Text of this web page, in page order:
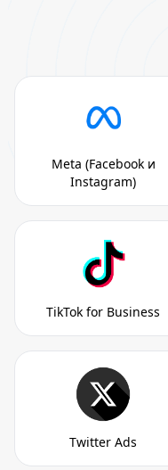
Meta (Facebook и
Instagram)
TikTok for Business
Twitter Ads